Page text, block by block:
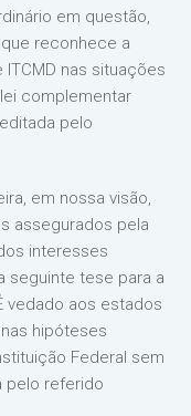
em questão,
reconhece a
nas situações
complementar
pelo
em nossa visão,
assegurados pela
interesses
seguinte tese para a
vedado aos estados
hipóteses
Federal sem
pelo referido